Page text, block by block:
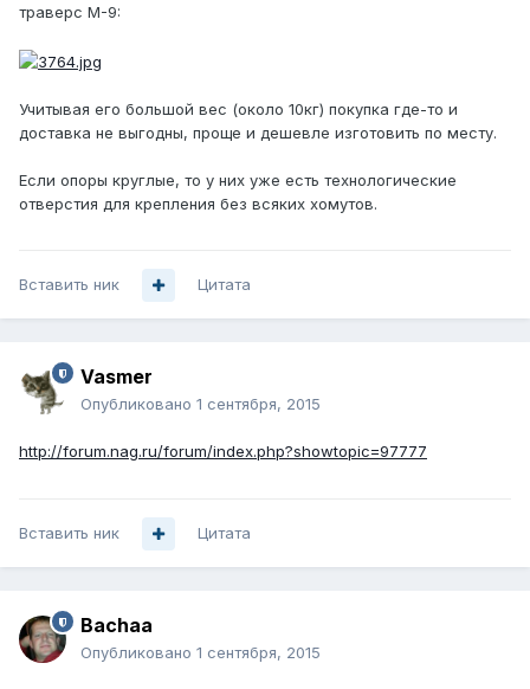
траверс М-9:
Учитывая его большой вес (около 10кг) покупка где-то и
доставка не выгодны, проще и дешевле изготовить по месту.
Если опоры круглые, то у них уже есть технологические
отверстия для крепления без всяких хомутов.
Вставить ник Цитата
Vasmer
Опубликовано 1 сентября, 2015
http://forum.nag.ru/forum/index.php?showtopic=97777
Вставить ник Цитата
Bachaa
Опубликовано 1 сентября, 2015